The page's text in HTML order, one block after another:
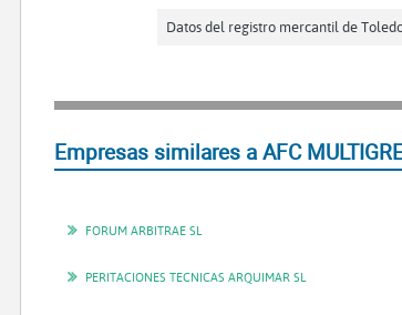
Datos del registro mercantil de
Empresas similares a AFC
FORUM ARBITRAE SL
PERITACIONES TECNICAS ARQUIMAR SL